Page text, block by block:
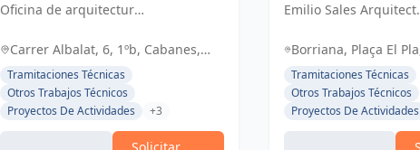
ARQUITECTURA I
GESTIO SLP
Oficina de arquitectura
rehabilitación de
Carrer Albalat, 6, 1ºb, Cabanes,
España, España
Tramitaciones Técnicas
Otros Trabajos Técnicos
Proyectos De Actividades
+3
ARQUITECTE
TÉCNIC
Emilio Sales
espacios funcionales y
estéticos para un
inspirador. Tu visión,
nuestro compromiso.
Borriana, Plaça El
Borriana, Castelló,
Tramitaciones Técnicas
Otros Trabajos Técnicos
Proyectos De Actividades